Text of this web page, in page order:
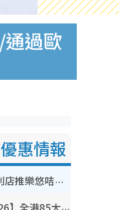
過歐
惠情報
長者優惠｜OK便利店推樂悠咭優惠！買麵包/牛奶/保健品拍卡即減